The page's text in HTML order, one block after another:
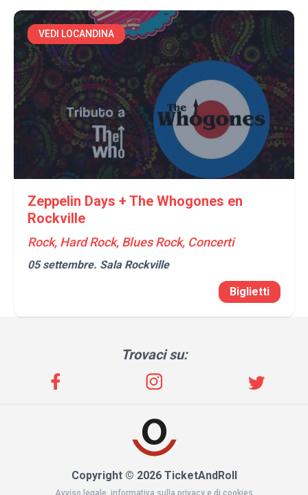
VEDI LOCANDINA
Zeppelin Days + The Whogones en
Rockville
Rock, Hard Rock, Blues Rock, Concerti
05 settembre. Sala Rockville
Biglietti
Trovaci su:
Copyright © 2026 TicketAndRoll
Avviso legale informativa sulla privacy e di cookies